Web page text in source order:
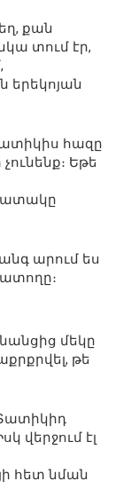
քան
տում էր,
երեկոյան
հազը
Եթե
արում ես
մեկը
թե
վերջում էլ
հետ նման